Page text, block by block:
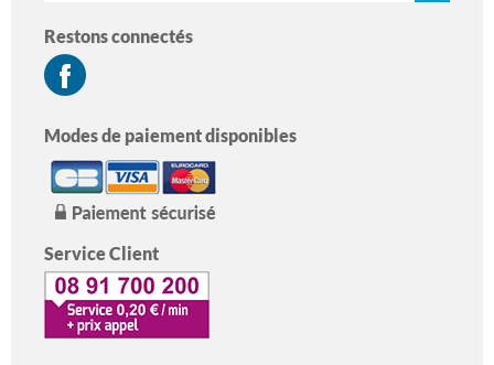
Restons connectés
Modes de paiement disponibles
Service Client